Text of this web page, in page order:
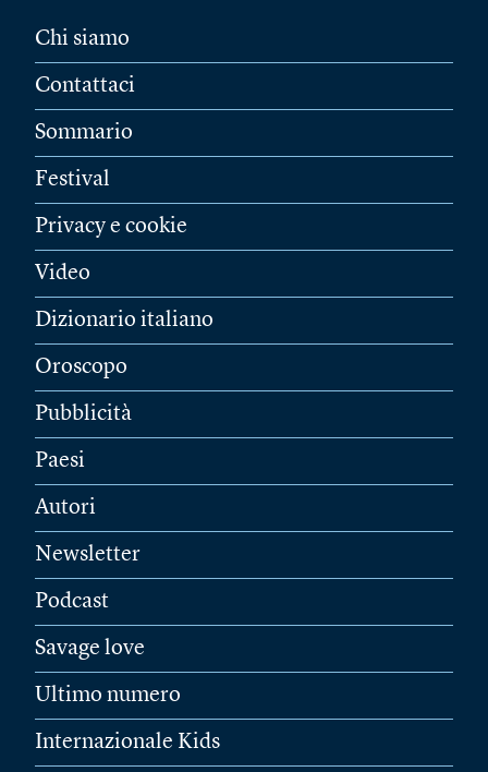
Chi siamo
Contattaci
Sommario
Festival
Privacy e cookie
Video
Dizionario italiano
Oroscopo
Pubblicità
Paesi
Autori
Newsletter
Podcast
Savage love
Ultimo numero
Internazionale Kids